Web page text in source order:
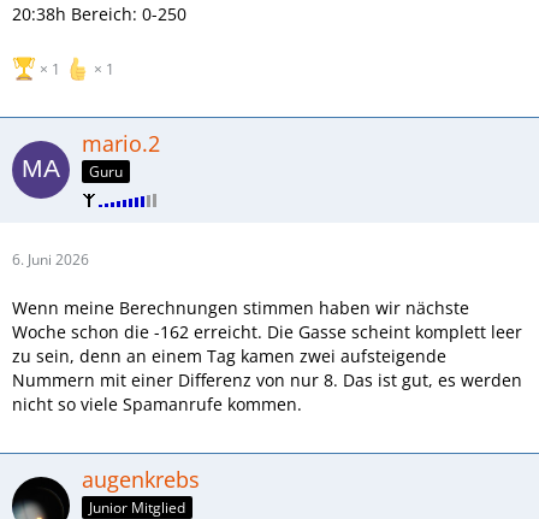
20:38h Bereich: 0-250
1 1
mario.2
Guru
6. Juni 2026
Wenn meine Berechnungen stimmen haben wir nächste
Woche schon die -162 erreicht. Die Gasse scheint komplett leer
zu sein, denn an einem Tag kamen zwei aufsteigende
Nummern mit einer Differenz von nur 8. Das ist gut, es werden
nicht so viele Spamanrufe kommen.
augenkrebs
Junior Mitglied